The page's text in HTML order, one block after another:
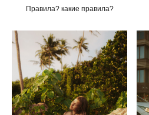
Правила? какие правила?